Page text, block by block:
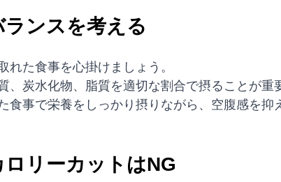
ンスを考える
れた食事を心掛けましょう。
、炭水化物、脂質を適切な割合で摂ることが重
食事で栄養をしっかり摂りながら、空腹感を抑
リーカットはNG